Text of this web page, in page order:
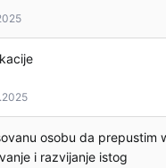
osobu da prepustim
i razvijanje istog